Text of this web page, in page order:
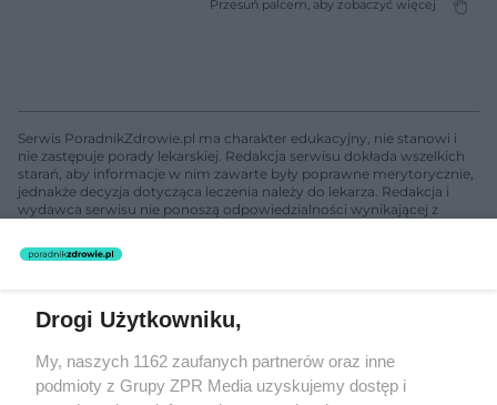
Serwis PoradnikZdrowie.pl ma charakter edukacyjny, nie stanowi i
nie zastępuje porady lekarskiej. Redakcja serwisu dokłada wszelkich
starań, aby informacje w nim zawarte były poprawne merytorycznie,
jednakże decyzja dotycząca leczenia należy do lekarza. Redakcja i
wydawca serwisu nie ponoszą odpowiedzialności wynikającej z
nie prowadzi działalności leczniczej polegającej na udzielaniu
świadczeń zdrowotnych w rozumieniu art. 3 ust 1 ustawy o
Żaden utwór zamieszczony w serwisie nie może być powielany i
rozpowszechniany lub dalej rozpowszechniany w jakikolwiek sposób
(w tym także elektroniczny lub mechaniczny) na jakimkolwiek polu
Drogi Użytkowniku,
My, naszych 1162 zaufanych partnerów oraz inne
podmioty z Grupy ZPR Media uzyskujemy dostęp i